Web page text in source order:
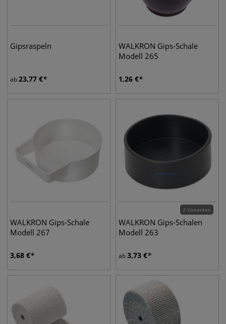
Gipsraspeln
ab23,77 €
WALKRON Gips-Schale
Modell 265
1,26 €
WALKRON Gips-Schale
Modell 267
3,68 €
2 Varianten
WALKRON Gips-Schalen
Modell 263
ab3,73 €